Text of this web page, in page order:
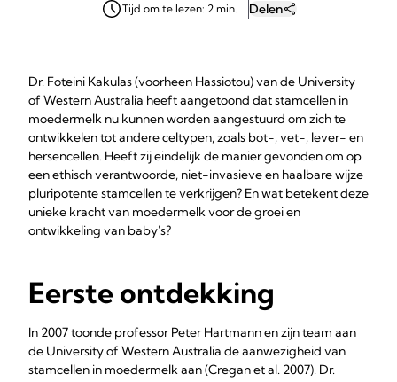
Tijd om te lezen: 2 min. Delen
Dr. Foteini Kakulas (voorheen Hassiotou) van de University
of Western Australia heeft aangetoond dat stamcellen in
moedermelk nu kunnen worden aangestuurd om zich te
ontwikkelen tot andere celtypen, zoals bot-, vet-, lever- en
hersencellen. Heeft zij eindelijk de manier gevonden om op
een ethisch verantwoorde, niet-invasieve en haalbare wijze
pluripotente stamcellen te verkrijgen? En wat betekent deze
unieke kracht van moedermelk voor de groei en
ontwikkeling van baby's?
Eerste ontdekking
In 2007 toonde professor Peter Hartmann en zijn team aan
de University of Western Australia de aanwezigheid van
stamcellen in moedermelk aan (Cregan et al. 2007). Dr.